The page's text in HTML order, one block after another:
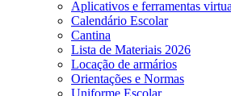
Aplicativos e ferramentas
Calendário Escolar
Cantina
Lista de Materiais 2026
Locação de armários
Orientações e Normas